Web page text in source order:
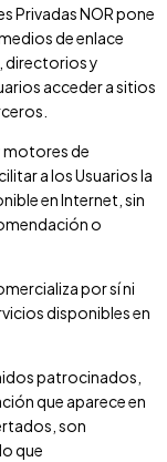
Privadas NORpone
de enlace
directorios y
acceder a sitios
motores de
a los Usuarios la
en Internet, sin
o
por sí ni
disponibles en
patrocinados,
que aparece en
son
que